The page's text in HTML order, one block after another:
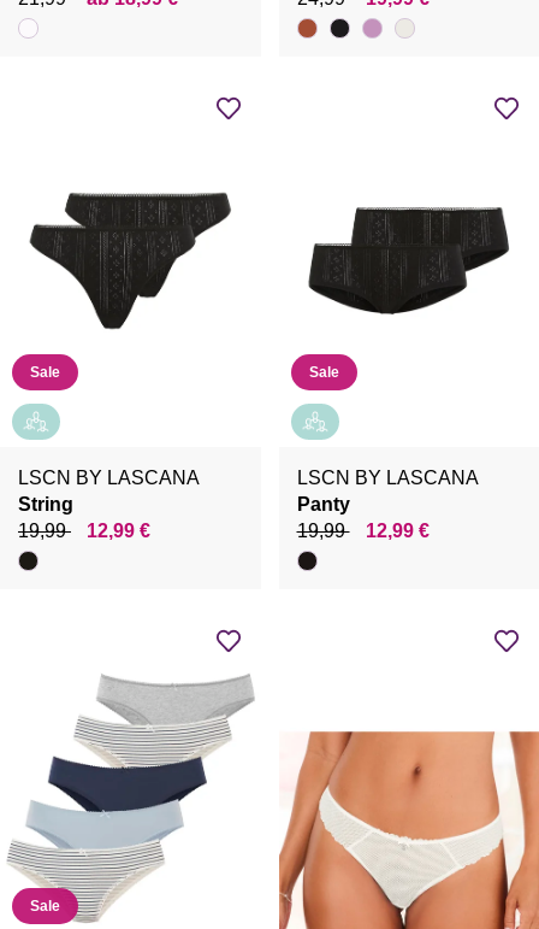
Sale
LSCN BY LASCANA
String
19,99
12,99 €
Sale
LSCN BY LASCANA
Panty
19,99
12,99 €
Sale